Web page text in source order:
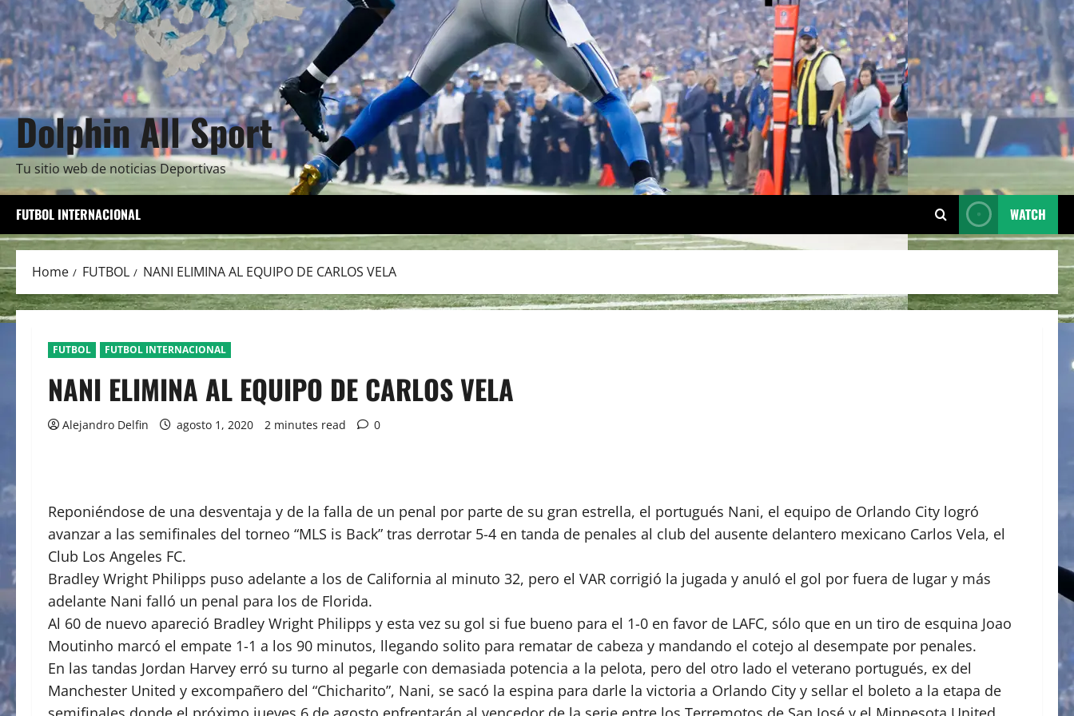
Dolphin All Sport
Tu sitio web de noticias Deportivas
FUTBOL INTERNACIONAL WATCH
Home FUTBOL NANI ELIMINA AL EQUIPO DE CARLOS VELA
FUTBOL FUTBOL INTERNACIONAL
NANI ELIMINA AL EQUIPO DE CARLOS VELA
Alejandro Delfin agosto 1, 2020 2 minutes read 0
Reponiéndose de una desventaja y de la falla de un penal por parte de su gran estrella, el portugués Nani, el equipo de Orlando City logró
avanzar a las semifinales del torneo “MLS is Back” tras derrotar 5-4 en tanda de penales al club del ausente delantero mexicano Carlos Vela, el
Club Los Angeles FC.
Bradley Wright Philipps puso adelante a los de California al minuto 32, pero el VAR corrigió la jugada y anuló el gol por fuera de lugar y más
adelante Nani falló un penal para los de Florida.
Al 60 de nuevo apareció Bradley Wright Philipps y esta vez su gol si fue bueno para el 1-0 en favor de LAFC, sólo que en un tiro de esquina Joao
Moutinho marcó el empate 1-1 a los 90 minutos, llegando solito para rematar de cabeza y mandando el cotejo al desempate por penales.
En las tandas Jordan Harvey erró su turno al pegarle con demasiada potencia a la pelota, pero del otro lado el veterano portugués, ex del
Manchester United y excompañero del “Chicharito”, Nani, se sacó la espina para darle la victoria a Orlando City y sellar el boleto a la etapa de